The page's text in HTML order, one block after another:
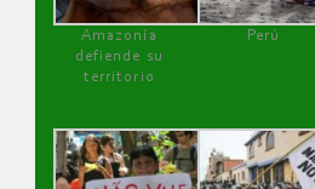
Amazonía
defiende su
territorio
Perú